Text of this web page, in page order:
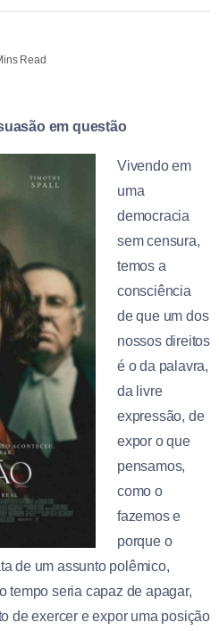
Read
em questão
Vivendo em
uma
democracia
sem censura,
temos a
consciência
de que um dos
nossos direitos
é o da palavra,
da livre
expressão, de
expor o que
pensamos,
como o
fazemos e
porque o
de um assunto polêmico,
tempo seria capaz de apagar,
de exercer e expor uma posição